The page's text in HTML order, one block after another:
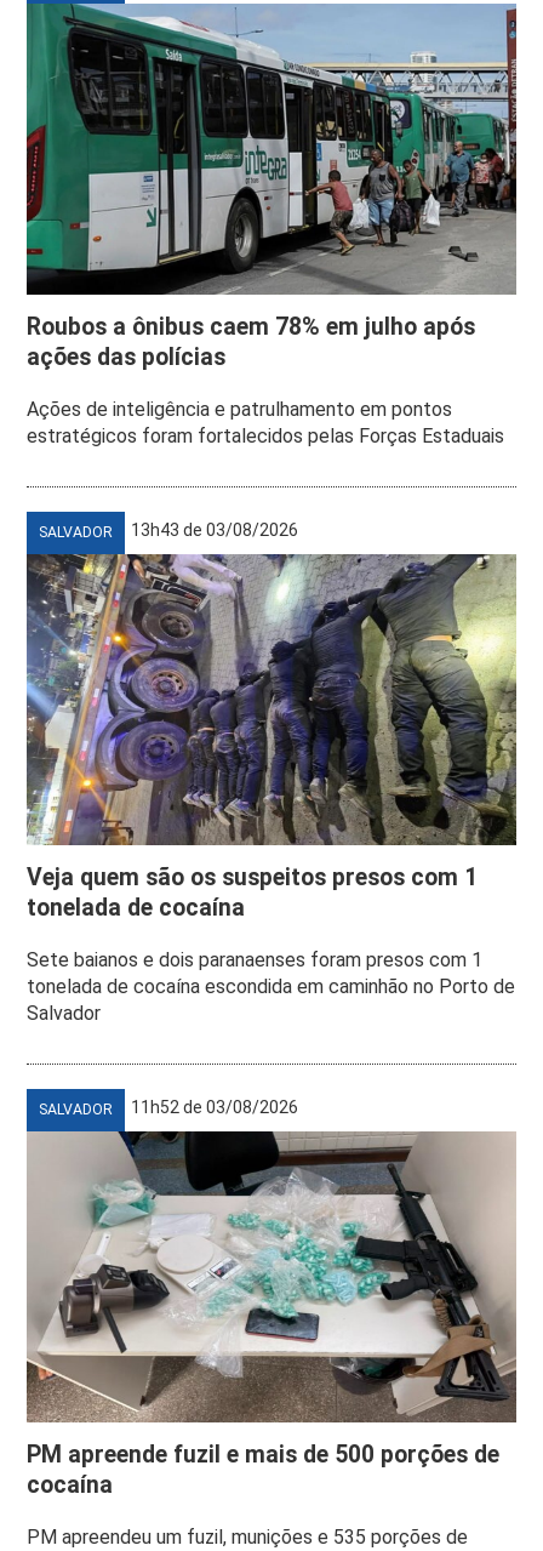
Roubos a ônibus caem 78% em julho após
ações das polícias
Ações de inteligência e patrulhamento em pontos
estratégicos foram fortalecidos pelas Forças Estaduais
SALVADOR 13h43 de 03/08/2026
Veja quem são os suspeitos presos com 1
tonelada de cocaína
Sete baianos e dois paranaenses foram presos com 1
tonelada de cocaína escondida em caminhão no Porto de
Salvador
SALVADOR 11h52 de 03/08/2026
PM apreende fuzil e mais de 500 porções de
cocaína
PM apreendeu um fuzil, munições e 535 porções de